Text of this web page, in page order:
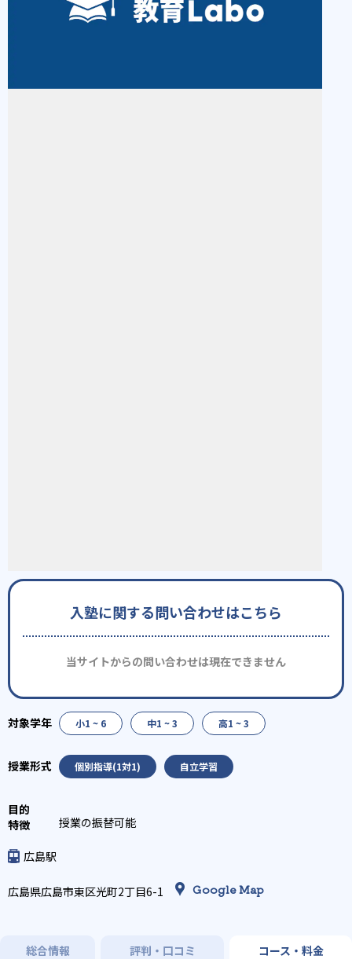
入塾に関する問い合わせはこちら
当サイトからの問い合わせは現在できません
小1 ~ 6 中1 ~ 3 高1 ~ 3
個別指導(1対1) 自立学習
授業の振替可能
広島駅
広島県広島市東区光町2丁目6-1 Google Map
総合情報 評判・口コミ コース・料金